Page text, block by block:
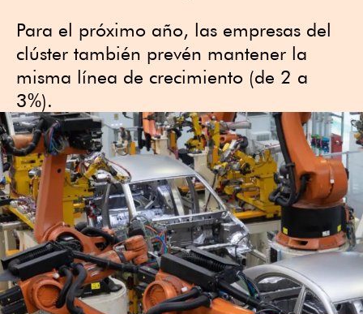
Para el próximo año, las empresas del
clúster también prevén mantener la
misma línea de crecimiento (de 2 a
3%).